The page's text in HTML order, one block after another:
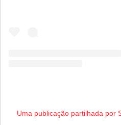
Uma publicação partilhada por